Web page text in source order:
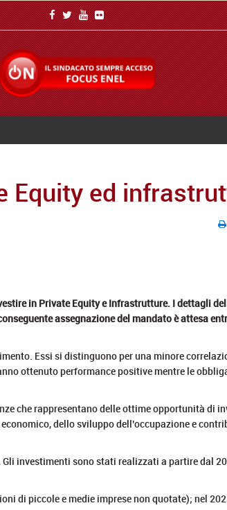
Equity ed
in Private Equity e Infrastrutture. I dettagli
assegnazione del mandato è attesa
Essi si distinguono per una minore
ottenuto performance positive mentre le
che rappresentano delle ottime opportunità di
dello sviluppo dell’occupazione e
Gli investimenti sono stati realizzati a partire dal
di piccole e medie imprese non quotate); nel